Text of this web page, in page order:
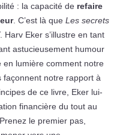
: la capacité de refaire
. C’est là que Les secrets
Harv Eker s’illustre en tant
astucieusement humour
lumière comment notre
notre rapport à
de ce livre, Eker lui-
financière du tout au
le premier pas,